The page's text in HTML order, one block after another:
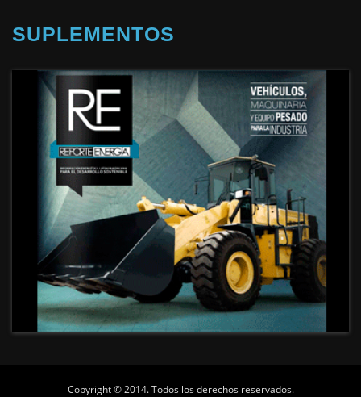
SUPLEMENTOS
Copyright © 2014. Todos los derechos reservados.